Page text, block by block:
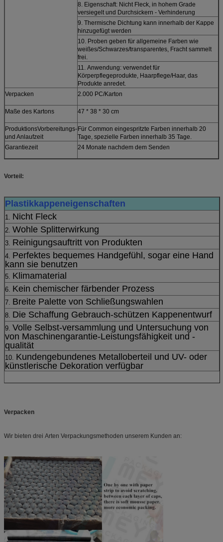
8. Eigenschaft: Nicht Fleck, in hohem Grade
versiegelt und Durchsickern - Verhinderung
9. Thermische Dichtung kann innerhalb der Kappe
hinzugefügt werden
10. Proben geben für allgemeine Farben wie
weißes/Schwarzes/transparentes, Fracht sammelt
frei.
11. Anwendung: verwendetfür
Körperpflegeprodukte, Haarpflege/Haar, das
Produkte anredet.
Verpacken
2.000 PC/Karton
Maße des Kartons 47 * 38 * 30 cm
ProduktionsVorbereitungs-
und Anlaufzeit
Für Common eingespritzte Farben innerhalb 20
Tage, spezielle Farben innerhalb 35 Tage.
Garantiezeit
24 Monate nachdem dem Senden
Vorteil:
Plastikkappeneigenschaften
1. Nicht Fleck
2. Wohle Splitterwirkung
3. Reinigungsauftritt von Produkten
4. Perfektes bequemes Handgefühl, sogar eine Hand
kann sie benutzen
5. Klimamaterial
6. Kein chemischer färbender Prozess
7. Breite Palette von Schließungswahlen
8. Die Schaffung Gebrauch-schützen Kappenentwurf
9. Volle Selbst-versammlung und Untersuchung von
von Maschinengarantie-Leistungsfähigkeit und -
qualität
10. Kundengebundenes Metalloberteil und UV- oder
künstlerische Dekoration verfügbar
Verpacken
Wir bieten drei Arten Verpackungsmethoden unserem Kunden an: